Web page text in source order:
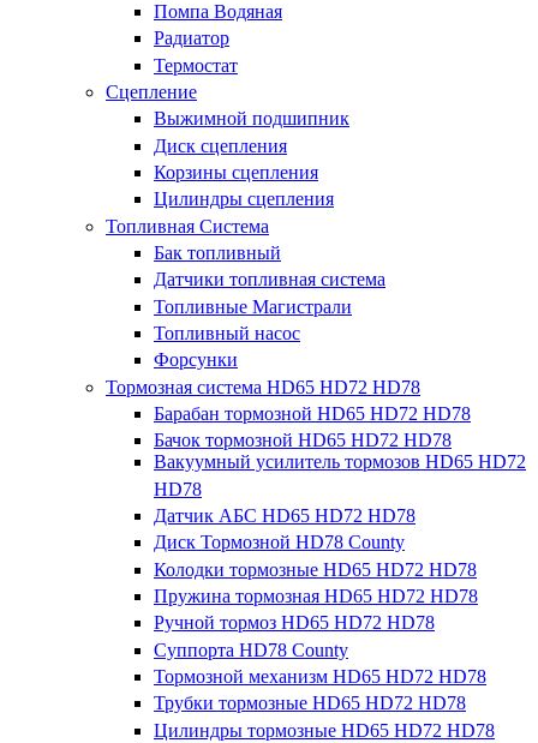
Помпа Водяная
Радиатор
Термостат
Сцепление
Выжимной подшипник
Диск сцепления
Корзины сцепления
Цилиндры сцепления
Топливная Система
Бак топливный
Датчики топливная система
Топливные Магистрали
Топливный насос
Форсунки
Тормозная система HD65 HD72 HD78
Барабан тормозной HD65 HD72 HD78
Бачок тормозной HD65 HD72 HD78
Вакуумный усилитель тормозов HD65 HD72
HD78
Датчик АБС HD65 HD72 HD78
Диск Тормозной HD78 County
Колодки тормозные HD65 HD72 HD78
Пружина тормозная HD65 HD72 HD78
Ручной тормоз HD65 HD72 HD78
Суппорта HD78 County
Тормозной механизм HD65 HD72 HD78
Трубки тормозные HD65 HD72 HD78
Цилиндры тормозные HD65 HD72 HD78